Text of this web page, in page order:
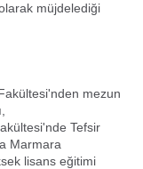
müjdelediği
mezun
Tefsir
Marmara
lisans eğitimi